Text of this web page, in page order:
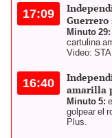
17:09
Guerrero
Minuto 29:
cartulina
Video:
16:40
amarilla
Minuto 5:
golpear el
Plus.